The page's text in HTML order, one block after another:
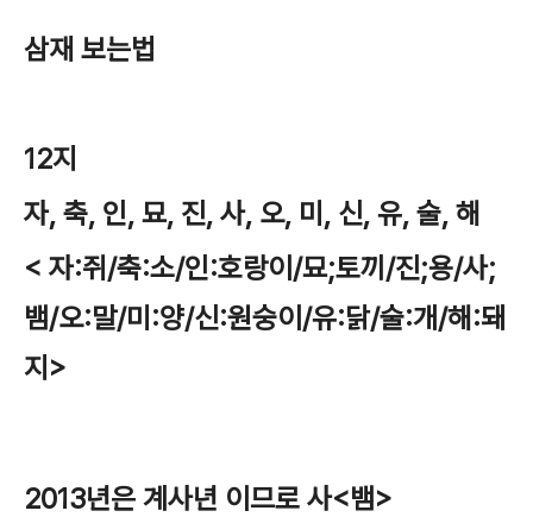
삼재 보는법
12지
자, 축, 인, 묘, 진, 사, 오, 미, 신, 유, 술, 해
< 자:쥐/축:소/인:호랑이/묘;토끼/진;용/사;
뱀/오:말/미:양/신:원숭이/유:닭/술:개/해:돼
지>
2013년은 계사년 이므로 사<뱀>